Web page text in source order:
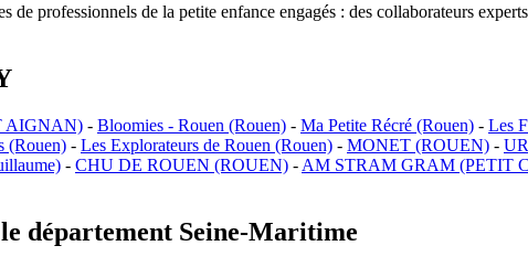
de professionnels de la petite enfance engagés : des collaborateurs
AIGNAN) - Bloomies - Rouen (Rouen) - Ma Petite Récré (Rouen) - Les
(Rouen) - Les Explorateurs de Rouen (Rouen) - MONET (ROUEN) -
- CHU DE ROUEN (ROUEN) - AM STRAM GRAM (PETIT
département Seine-Maritime